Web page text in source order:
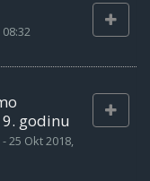
08:32
godinu
-25 Okt 2018,